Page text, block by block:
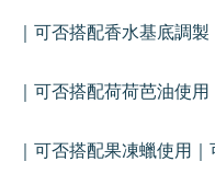
｜可否搭配香水基底調製
｜可否搭配荷荷芭油使用
｜可否搭配果凍蠟使用｜